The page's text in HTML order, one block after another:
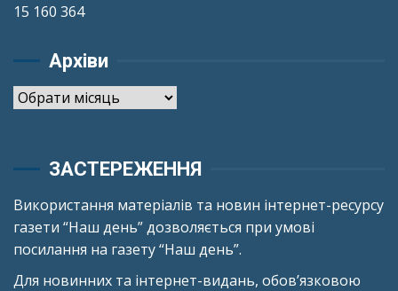
15 160 364
Архіви
Архіви
ЗАСТЕРЕЖЕННЯ
Використання матеріалів та новин інтернет-ресурсу
газети “Наш день” дозволяється при умові
посилання на газету “Наш день”.
Для новинних та інтернет-видань, обов’язковою